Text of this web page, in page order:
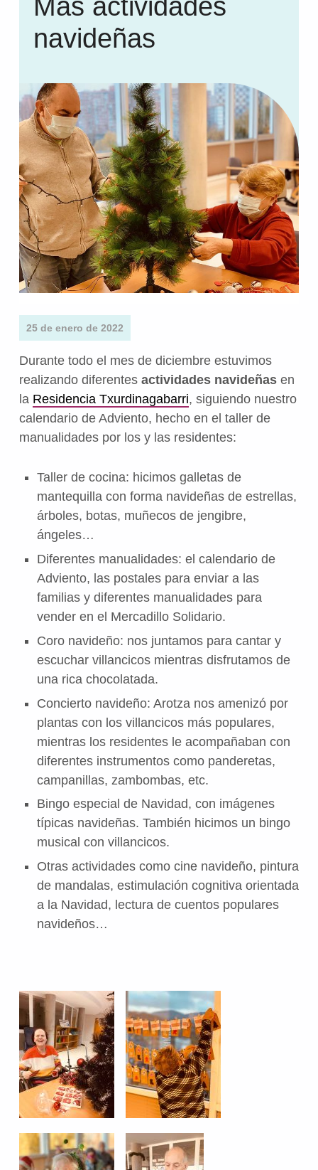
Más actividades
navideñas
25 de enero de 2022
Durante todo el mes de diciembre estuvimos
realizando diferentes actividades navideñasen
la Residencia Txurdinagabarri, siguiendo nuestro
calendario de Adviento, hecho en el taller de
manualidades por los y las residentes:
Taller de cocina: hicimos galletas de
mantequilla con forma navideñas de estrellas,
árboles, botas, muñecos de jengibre,
ángeles…
Diferentes manualidades: el calendario de
Adviento, las postales para enviar a las
familias y diferentes manualidades para
vender en el Mercadillo Solidario.
Coro navideño: nos juntamos para cantar y
escuchar villancicos mientras disfrutamos de
una rica chocolatada.
Concierto navideño: Arotza nos amenizó por
plantas con los villancicos más populares,
mientras los residentes le acompañaban con
diferentes instrumentos como panderetas,
campanillas, zambombas, etc.
Bingo especial de Navidad, con imágenes
típicas navideñas. También hicimos un bingo
musical con villancicos.
Otras actividades como cine navideño, pintura
de mandalas, estimulación cognitiva orientada
a la Navidad, lectura de cuentos populares
navideños…